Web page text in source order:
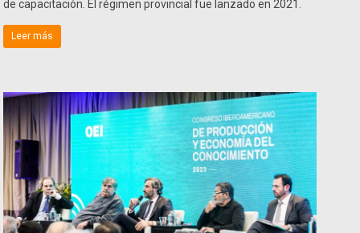
de capacitación. El régimen provincial fue lanzado en 2021.
Leer más